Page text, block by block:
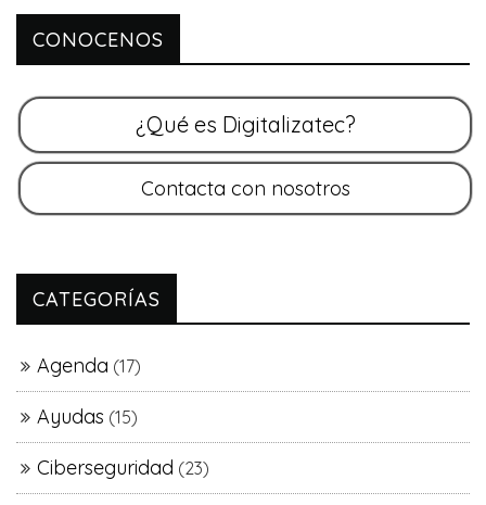
CONOCENOS
CATEGORÍAS
Agenda (17)
Ayudas (15)
Ciberseguridad (23)